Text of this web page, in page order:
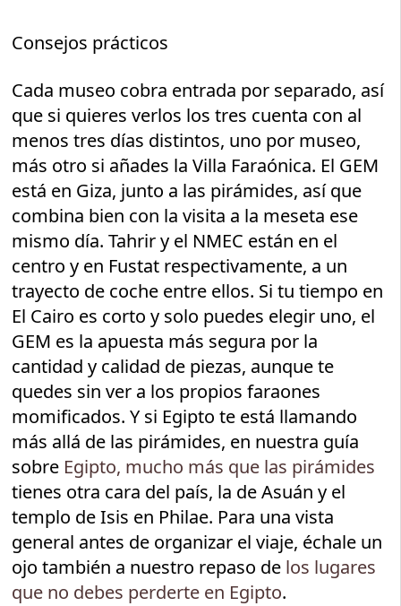
Consejos prácticos
Cada museo cobra entrada por separado, así
que si quieres verlos los tres cuenta con al
menos tres días distintos, uno por museo,
más otro si añades la Villa Faraónica. El GEM
está en Giza, junto a las pirámides, así que
combina bien con la visita a la meseta ese
mismo día. Tahrir y el NMEC están en el
centro y en Fustat respectivamente, a un
trayecto de coche entre ellos. Si tu tiempo en
El Cairo es corto y solo puedes elegir uno, el
GEM es la apuesta más segura por la
cantidad y calidad de piezas, aunque te
quedes sin ver a los propios faraones
momificados. Y si Egipto te está llamando
más allá de las pirámides, en nuestra guía
sobre Egipto, mucho más que las pirámides
tienes otra cara del país, la de Asuán y el
templo de Isis en Philae. Para una vista
general antes de organizar el viaje, échale un
ojo también a nuestro repaso de los lugares
que no debes perderte en Egipto.